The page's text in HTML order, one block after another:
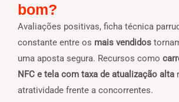
bom?
Avaliações positivas, ficha técnica
constante entre os mais vendidos
uma aposta segura. Recursos como
NFC e tela com taxa de atualização alta
atratividade frente a concorrentes.